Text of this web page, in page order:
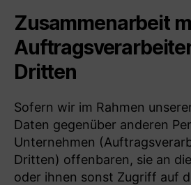
Zusammenarbeit
Dritten
Sofern wir im Rahmen
Daten gegenüber anderen
Unternehmen
Dritten) offenbaren, sie an
oder ihnen sonst Zugriff auf